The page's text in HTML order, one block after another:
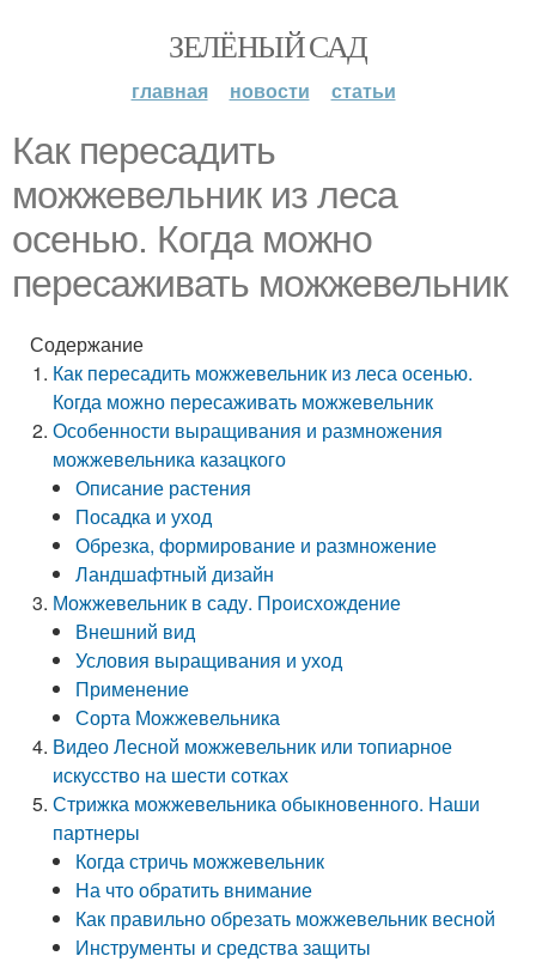
ЗЕЛЁНЫЙ САД
главная новости статьи
Как пересадить
можжевельник из леса
осенью. Когда можно
пересаживать можжевельник
Содержание
Как пересадить можжевельник из леса осенью.
Когда можно пересаживать можжевельник
Особенности выращивания и размножения
можжевельника казацкого
Описание растения
Посадка и уход
Обрезка, формирование и размножение
Ландшафтный дизайн
Можжевельник в саду. Происхождение
Внешний вид
Условия выращивания и уход
Применение
Сорта Можжевельника
Видео Лесной можжевельник или топиарное
искусство на шести сотках
Стрижка можжевельника обыкновенного. Наши
партнеры
Когда стричь можжевельник
На что обратить внимание
Как правильно обрезать можжевельник весной
Инструменты и средства защиты